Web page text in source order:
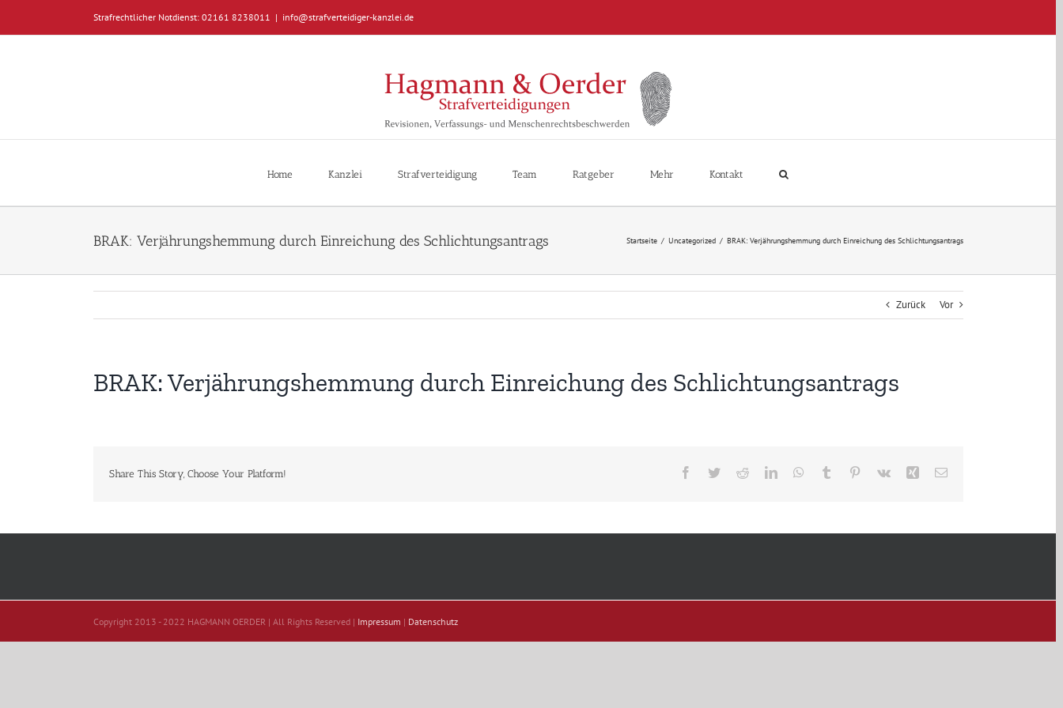
springen
Strafrechtlicher Notdienst: 02161 8238011 | info@strafverteidiger-kanzlei.de
Home Kanzlei Strafverteidigung Team Ratgeber Mehr Kontakt
BRAK: Verjährungshemmung durch Einreichung des Schlichtungsantrags Startseite / Uncategorized / BRAK: Verjährungshemmung durch Einreichung des Schlichtungsantrags
Zurück Vor
BRAK: Verjährungshemmung durch Einreichung des Schlichtungsantrags
Share This Story, Choose Your Platform! Facebook
TwitterRedditLinkedInWhatsApp
Tumblr Pinterest
Vk Xing E-
Copyright 2013 - 2022 HAGMANN OERDER | All Rights Reserved | Impressum | Datenschutz